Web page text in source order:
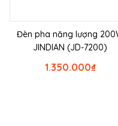
Đèn pha năng lượng
JINDIAN (JD-7200)
₫
1.350.000